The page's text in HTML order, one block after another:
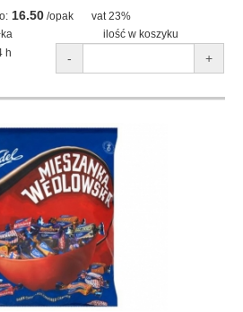
16.50/opak
vat 23%
ilość w koszyku
h
- +